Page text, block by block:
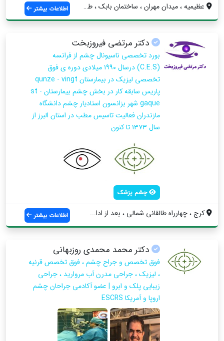
عظیمیه ، میدان مهران ، ساختمان بابک ، طب... اطلاعات بیشتر
دکتر مرتضی فیروزبخت
بورد تخصصی ناسیونال چشم از فرانسه
(C.E.S) درسال ۱۹۹۰ میلادی دوره ی فوق
تخصصی لیزیک در بیمارستان qunze - vingt
پاریس سابقه کار در بخش چشم بیمارستان st -
gaque شهر بزانسون استادیار چشم دانشگاه
مازندران فعالیت تاسیس مطب در استان البرز از
سال ۱۳۷۳ تا کنون
چشم پزشک
کرج ، چهارراه طالقانی شمالی ، بعد از ادا... اطلاعات بیشتر
دکتر محمد محمدى روزبهانى
فوق تخصص و جراح چشم ، فوق تخصص قرنیه
، لیزیک ، جراحى مدرن آب مروارید ، جراحی
زیبایی پلک و ابرو | عضو آکادمى جراحان چشم
اروپا و آمریکا ESCRS